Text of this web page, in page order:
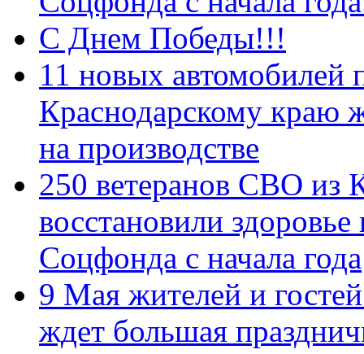
С Днем Победы!!!
11 новых автомобилей
Краснодарскому краю
на производстве
250 ветеранов СВО из
восстановили
Соцфонда с начала года
9 Мая жителей и
ждет большая